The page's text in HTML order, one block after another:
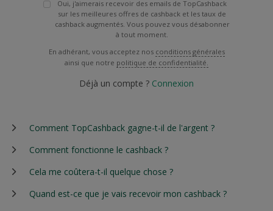
Oui, j'aimerais recevoir des emails de TopCashback
sur les meilleures offres de cashback et les taux de
cashback augmentés. Vous pouvez vous désabonner
à tout moment.
En adhérant, vous acceptez nos conditions générales
ainsi que notre politique de confidentialité.
Déjà un compte ? Connexion
Comment TopCashback gagne-t-il de l'argent ?
Comment fonctionne le cashback ?
Cela me coûtera-t-il quelque chose ?
Quand est-ce que je vais recevoir mon cashback ?